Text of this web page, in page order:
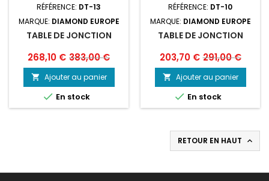
RÉFÉRENCE: DT-13
MARQUE: DIAMOND EUROPE
TABLE DE JONCTION
Prix
268,10 € Prix
de
base
383,00 €
 Ajouter au panier
 En stock
RÉFÉRENCE: DT-10
MARQUE: DIAMOND EUROPE
TABLE DE JONCTION
Prix
203,70 € Prix
de
base
291,00 €
 Ajouter au panier
 En stock
RETOUR EN HAUT 